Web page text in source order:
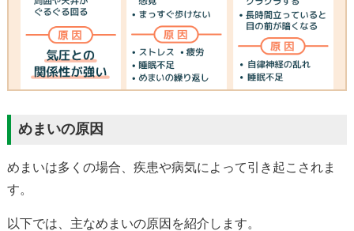
めまいの原因
めまいは多くの場合、疾患や病気によって引き起こされま
す。
以下では、主なめまいの原因を紹介します。